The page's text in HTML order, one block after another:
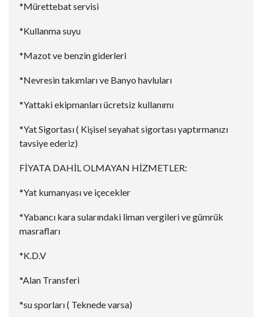
*Mürettebat servisi
*Kullanma suyu
*Mazot ve benzin giderleri
*Nevresin takımları ve Banyo havluları
*Yattaki ekipmanları ücretsiz kullanımı
*Yat Sigortası ( Kişisel seyahat sigortası yaptırmanızı
tavsiye ederiz)
FİYATA DAHİL OLMAYAN HİZMETLER:
*Yat kumanyası ve içecekler
*Yabancı kara sularındaki liman vergileri ve gümrük
masrafları
*K.D.V
*Alan Transferi
*su sporları ( Teknede varsa)